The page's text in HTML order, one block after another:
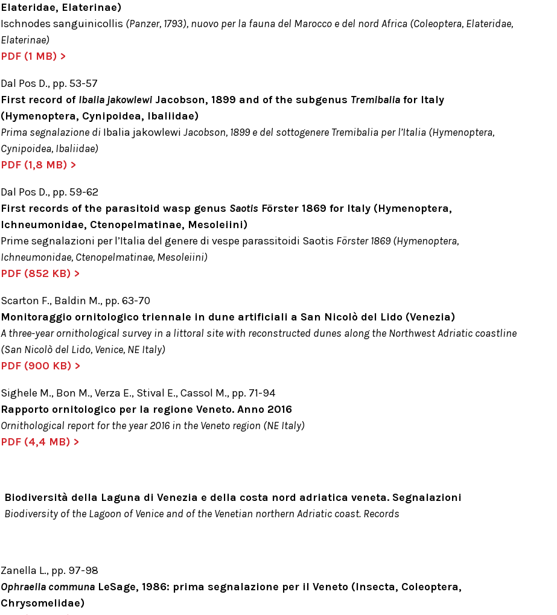
Elateridae, Elaterinae)
Ischnodes sanguinicollis (Panzer, 1793), nuovo per la fauna del Marocco e del nord Africa (Coleoptera, Elateridae,
Elaterinae)
PDF (1 MB) >
Dal Pos D., pp. 53-57
First record of Ibalia jakowlewi Jacobson, 1899 and of the subgenus Tremibalia for Italy
(Hymenoptera, Cynipoidea, Ibaliidae)
Prima segnalazione di Ibalia jakowlewi Jacobson, 1899 e del sottogenere Tremibalia per l’Italia (Hymenoptera,
Cynipoidea, Ibaliidae)
PDF (1,8 MB) >
Dal Pos D., pp. 59-62
First records of the parasitoid wasp genus Saotis Förster 1869 for Italy (Hymenoptera,
Ichneumonidae, Ctenopelmatinae, Mesoleiini)
Prime segnalazioni per l’Italia del genere di vespe parassitoidi Saotis Förster 1869 (Hymenoptera,
Ichneumonidae, Ctenopelmatinae, Mesoleiini)
PDF (852 KB) >
Scarton F., Baldin M., pp. 63-70
Monitoraggio ornitologico triennale in dune artificiali a San Nicolò del Lido (Venezia)
A three-year ornithological survey in a littoral site with reconstructed dunes along the Northwest Adriatic coastline
(San Nicolò del Lido, Venice, NE Italy)
PDF (900 KB) >
Sighele M., Bon M., Verza E., Stival E., Cassol M., pp. 71-94
Rapporto ornitologico per la regione Veneto. Anno 2016
Ornithological report for the year 2016 in the Veneto region (NE Italy)
PDF (4,4 MB) >
Biodiversità della Laguna di Venezia e della costa nord adriatica veneta. Segnalazioni
Biodiversity of the Lagoon of Venice and of the Venetian northern Adriatic coast. Records
Zanella L., pp. 97-98
Ophraella communa LeSage, 1986: prima segnalazione per il Veneto (Insecta, Coleoptera,
Chrysomelidae)